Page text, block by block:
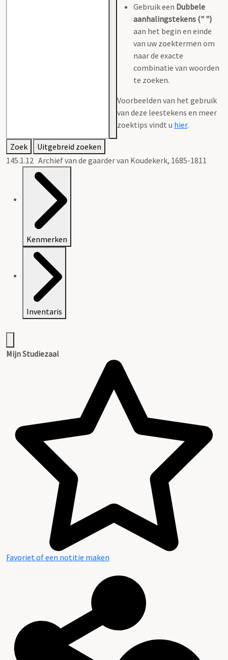
Gebruik een Dubbele
aanhalingstekens (" ")
aan het begin en einde
van uw zoektermen om
naar de exacte
combinatie van woorden
te zoeken.
Voorbeelden van het gebruik
van deze leestekens en meer
zoektips vindt u hier.
Zoek
Uitgebreid zoeken
145.1.12 Archief van de gaarder van Koudekerk, 1685-1811
Kenmerken
Inventaris
Mijn Studiezaal
Favoriet of een notitie maken